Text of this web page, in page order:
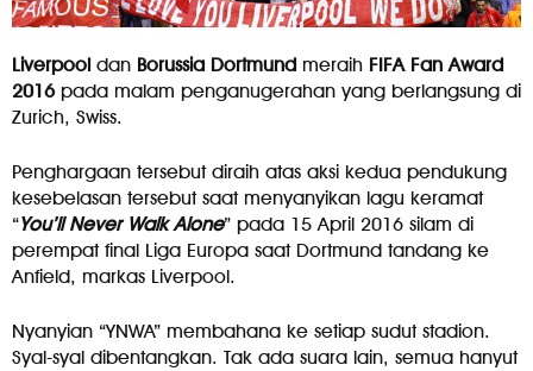
Liverpooldan Borussia Dortmund meraih FIFA Fan Award
2016pada malam penganugerahan yang berlangsung di
Zurich, Swiss.
Penghargaan tersebut diraih atas aksi kedua pendukung
kesebelasan tersebut saat menyanyikan lagu keramat
“You’ll Never Walk Alone” pada 15 April 2016 silam di
perempat final Liga Europa saat Dortmund tandang ke
Anfield, markas Liverpool.
Nyanyian “YNWA” membahana ke setiap sudut stadion.
Syal-syal dibentangkan. Tak ada suara lain, semua hanyut